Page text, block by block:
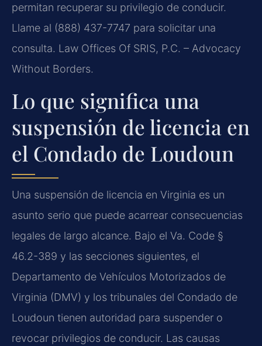
permitan recuperar su privilegio de conducir.
Llame al (888) 437-7747 para solicitar una
consulta. Law Offices Of SRIS, P.C. – Advocacy
Without Borders.
Lo que significa una
suspensión de licencia en
el Condado de Loudoun
Una suspensión de licencia en Virginia es un
asunto serio que puede acarrear consecuencias
legales de largo alcance. Bajo el Va. Code §
46.2-389 y las secciones siguientes, el
Departamento de Vehículos Motorizados de
Virginia (DMV) y los tribunales del Condado de
Loudoun tienen autoridad para suspender o
revocar privilegios de conducir. Las causas